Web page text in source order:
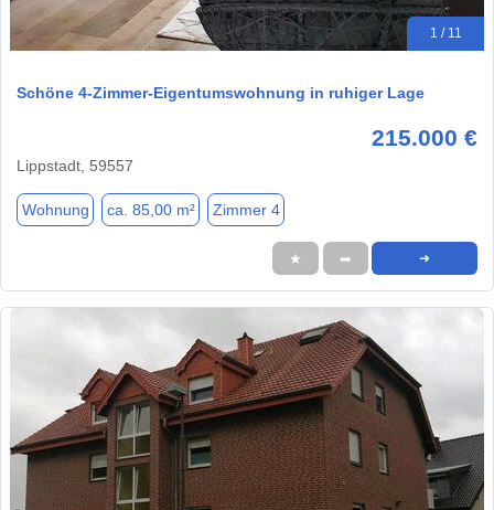
1 / 11
Schöne 4-Zimmer-Eigentumswohnung in ruhiger Lage
215.000 €
Lippstadt, 59557
Wohnung ca. 85,00 m² Zimmer 4
★ ➦ ➜